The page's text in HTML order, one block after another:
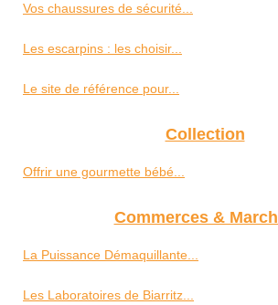
Vos chaussures de sécurité...
Les escarpins : les choisir...
Le site de référence pour...
Collection
Offrir une gourmette bébé...
Commerces &
La Puissance Démaquillante...
Les Laboratoires de Biarritz...